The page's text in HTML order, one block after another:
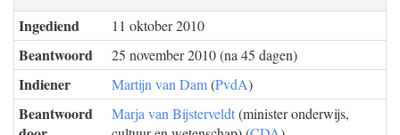
Ingediend 11 oktober 2010
Beantwoord 25 november 2010 (na 45 dagen)
Indiener Martijn van Dam(PvdA)
Beantwoord
Marja van Bijsterveldt(minister onderwijs,